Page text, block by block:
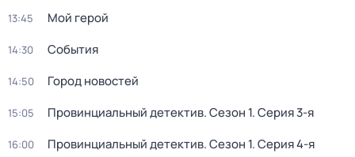
13:45 Мой герой
14:30 События
14:50 Город новостей
15:05 Провинциальный детектив. Сезон 1. Серия 3-я
16:00 Провинциальный детектив. Сезон 1. Серия 4-я